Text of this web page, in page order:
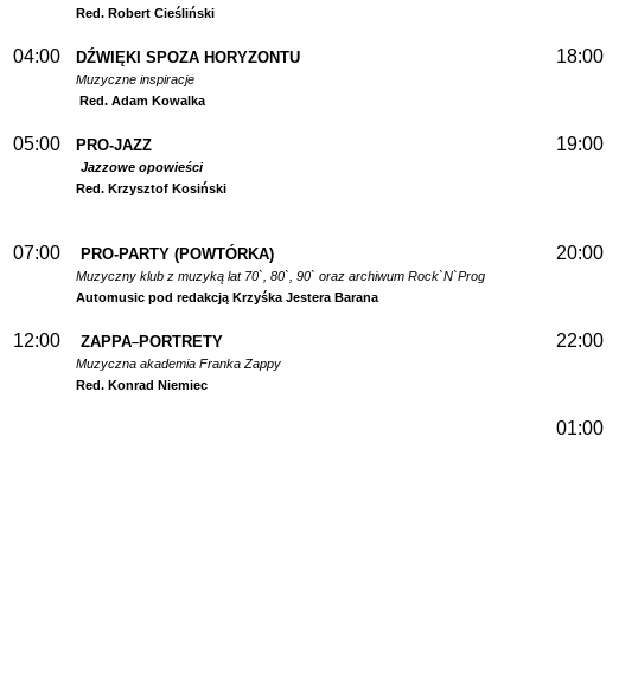
Red. Robert Cieśliński
04:00 DŹWIĘKI SPOZA HORYZONTU
Muzyczne inspiracje
Red. Adam Kowalka
18:00
05:00 PRO-JAZZ
Jazzowe opowieści
Red. Krzysztof Kosiński
19:00
07:00 PRO-PARTY (POWTÓRKA)
Muzyczny klub z muzyką lat 70`, 80`, 90` oraz archiwum Rock`N`Prog
Automusic pod redakcją Krzyśka Jestera Barana
20:00
12:00 ZAPPA–PORTRETY
Muzyczna akademia Franka Zappy
Red. Konrad Niemiec
22:00
01:00